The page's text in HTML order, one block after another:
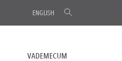
ENGLISH
VADEMECUM